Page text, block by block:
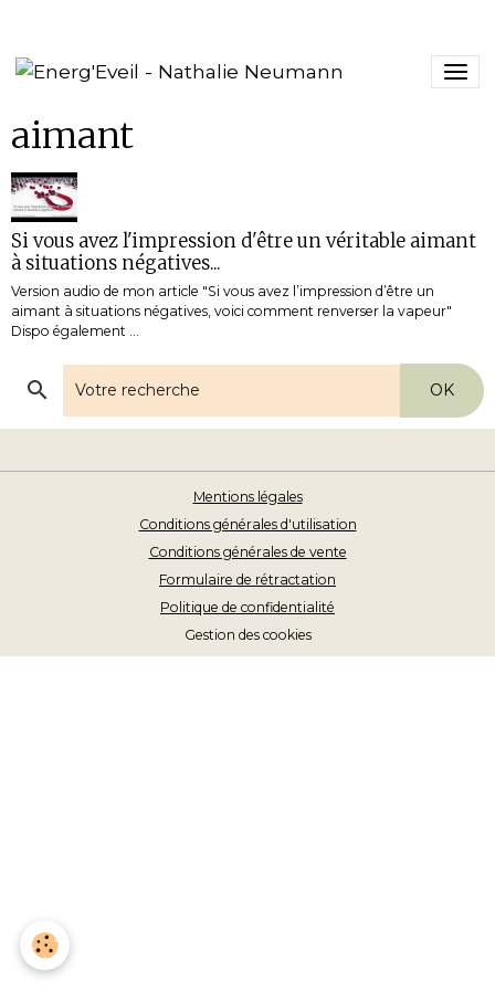
aimant
Si vous avez l'impression d'être un véritable aimant
à situations négatives...
Version audio de mon article "Si vous avez l’impression d’être un
aimant à situations négatives, voici comment renverser la vapeur"
Dispo également ...
OK
Mentions légales
Conditions générales d'utilisation
Conditions générales de vente
Formulaire de rétractation
Politique de confidentialité
Gestion des cookies